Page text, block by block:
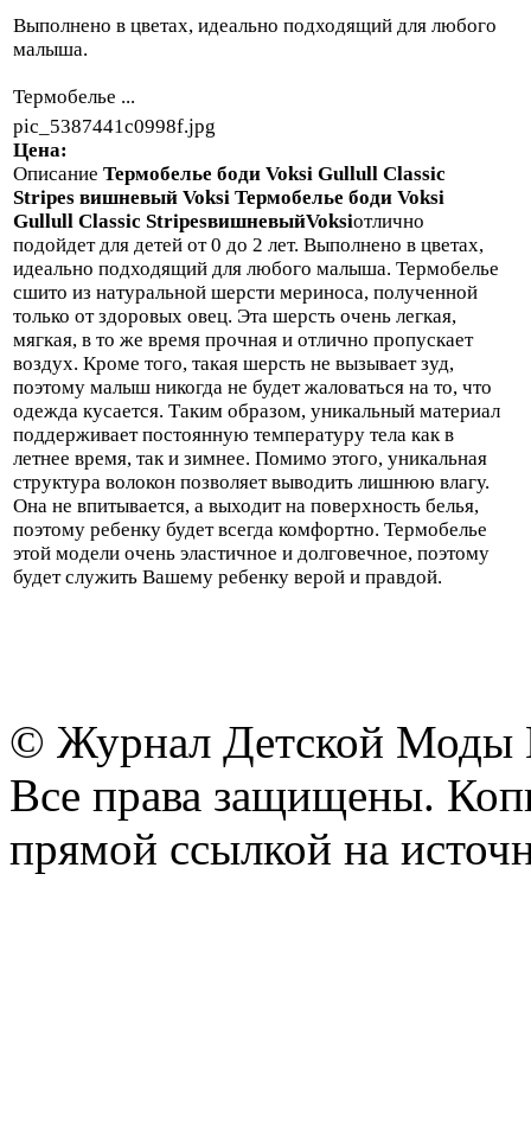
Выполнено в цветах, идеально подходящий для любого
малыша.
Термобелье ...
pic_5387441c0998f.jpg
Цена:
Описание Термобелье боди Voksi Gullull Classic
Stripes вишневый Voksi Термобелье боди Voksi
Gullull Classic StripesвишневыйVoksiотлично
подойдет для детей от 0 до 2 лет. Выполнено в цветах,
идеально подходящий для любого малыша. Термобелье
сшито из натуральной шерсти мериноса, полученной
только от здоровых овец. Эта шерсть очень легкая,
мягкая, в то же время прочная и отлично пропускает
воздух. Кроме того, такая шерсть не вызывает зуд,
поэтому малыш никогда не будет жаловаться на то, что
одежда кусается. Таким образом, уникальный материал
поддерживает постоянную температуру тела как в
летнее время, так и зимнее. Помимо этого, уникальная
структура волокон позволяет выводить лишнюю влагу.
Она не впитывается, а выходит на поверхность белья,
поэтому ребенку будет всегда комфортно. Термобелье
этой модели очень эластичное и долговечное, поэтому
будет служить Вашему ребенку верой и правдой.
© Журнал Детской Моды
Все права защищены.
прямой ссылкой на